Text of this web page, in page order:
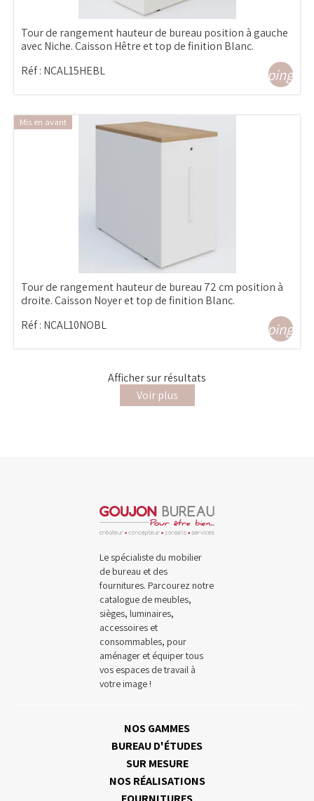
Tour de rangement hauteur de bureau position à gauche
avec Niche. Caisson Hêtre et top de finition Blanc.
Réf : NCAL15HEBL
Mis en avant
Tour de rangement hauteur de bureau 72 cm position à
droite. Caisson Noyer et top de finition Blanc.
Réf : NCAL10NOBL
Affichersurrésultats
Voir plus
Le spécialiste du mobilier
de bureau et des
fournitures. Parcourez notre
catalogue de meubles,
sièges, luminaires,
accessoires et
consommables, pour
aménager et équiper tous
vos espaces de travail à
votre image !
NOS GAMMES
BUREAU D'ÉTUDES
SUR MESURE
NOS RÉALISATIONS